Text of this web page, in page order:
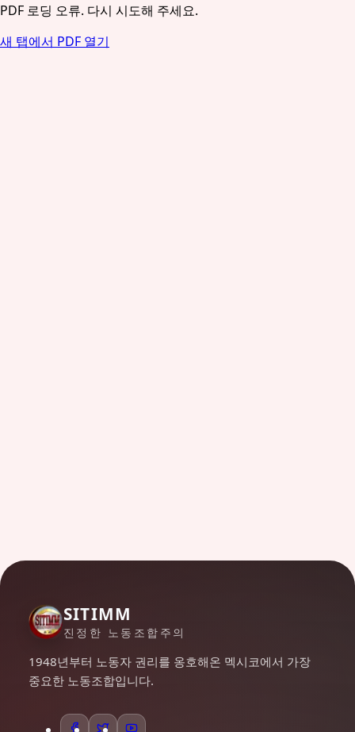
PDF 로딩 오류. 다시 시도해 주세요.
새 탭에서 PDF 열기
SITIMM
진정한 노동조합주의
1948년부터 노동자 권리를 옹호해온 멕시코에서 가장
중요한 노동조합입니다.